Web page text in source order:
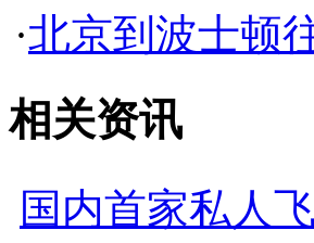
·北京到波士顿
相关资讯
国内首家私人